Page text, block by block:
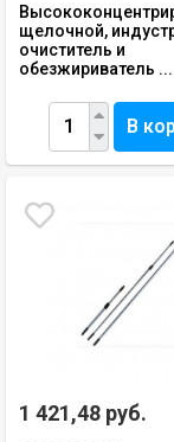
щелочной,
очиститель и
обезжириватель ...
В
1 421,48 руб.